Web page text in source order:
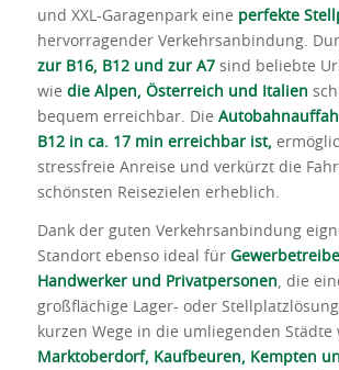
und XXL-Garagenpark eine perfekte
hervorragender Verkehrsanbindung.
zur B16, B12 und zur A7sind beliebte
wie die Alpen, Österreich und Italien
bequem erreichbar. Die
B12 in ca. 17 min erreichbar ist,
stressfreie Anreise und verkürzt die
schönsten Reisezielen erheblich.
Dank der guten Verkehrsanbindung
Standort ebenso ideal für
Handwerker und Privatpersonen , die
großflächige Lager- oder
kurzen Wege in die umliegenden Städte
Marktoberdorf, Kaufbeuren, Kempten